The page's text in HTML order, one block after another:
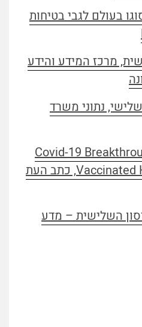
בעולם לגבי בטיחות
מרכז המידע והידע
נתוני משרד
Covid-19
Vaccinated Health Care Workers, כתב העת
השלישית – מדע